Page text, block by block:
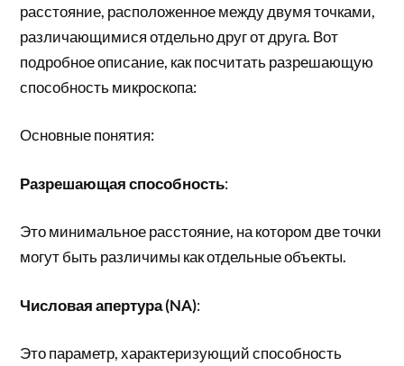
расстояние, расположенное между двумя точками,
различающимися отдельно друг от друга. Вот
подробное описание, как посчитать разрешающую
способность микроскопа:
Основные понятия:
Разрешающая способность:
Это минимальное расстояние, на котором две точки
могут быть различимы как отдельные объекты.
Числовая апертура (NA):
Это параметр, характеризующий способность